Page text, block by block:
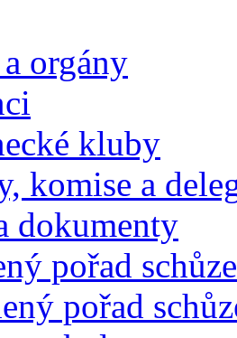
orgány
kluby
komise a
dokumenty
pořad schůze
pořad